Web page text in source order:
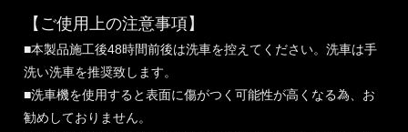
【ご使用上の注意事項】
■本製品施工後48時間前後は洗車を控えてください。洗車は手
洗い洗車を推奨致します。
■洗車機を使用すると表面に傷がつく可能性が高くなる為、お
勧めしておりません。